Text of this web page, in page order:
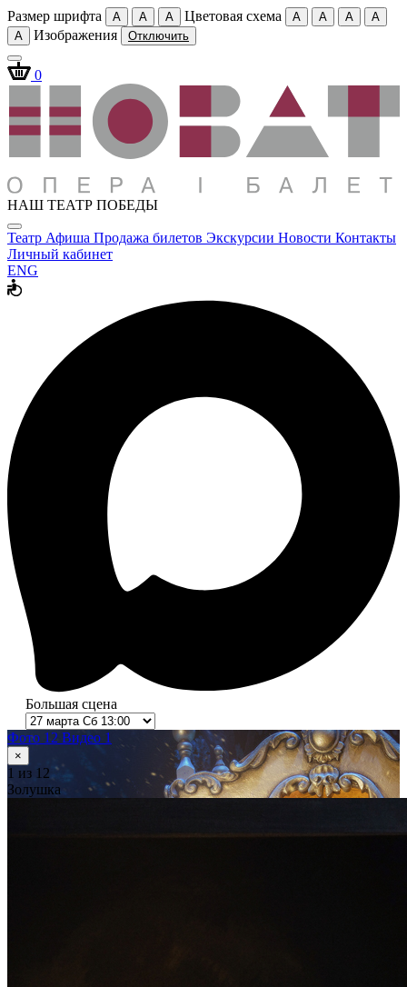
Размер шрифта A A A Цветовая схема A A A
A
A
Изображения Отключить
0
НАШ ТЕАТР ПОБЕДЫ
Театр Афиша Продажа билетов Экскурсии Новости Контакты
Личный кабинет
ENG
Большая сцена
Фото 12 Видео 1
×
1 из 12
Золушка